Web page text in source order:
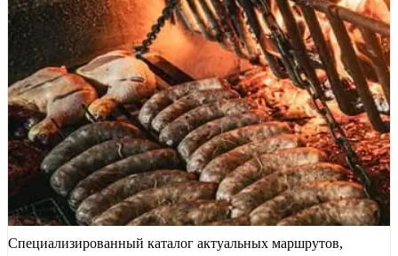
Специализированный каталог актуальных маршрутов,